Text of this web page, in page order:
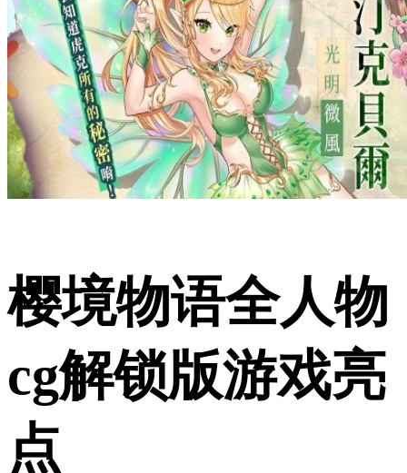
樱境物语全人物
cg解锁版游戏亮
点